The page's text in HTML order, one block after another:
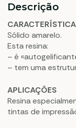
Descrição
Sólido amarelo.
Esta resina:
– é
– tem uma
APLICAÇÕES
Resina
tintas de